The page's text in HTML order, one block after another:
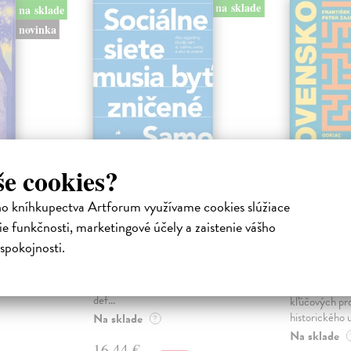
cookies?
kníhkupectva Artforum využívame cookies slúžiace
funkčnosti, marketingové účely a zaistenie vášho
na sklade
novinka
o
na sklade
Sociálne siete musia
byť zničené
Marec Samo | Kniha
def...
Na sklade ?
sme.
kľúčových
historického
Na sklade